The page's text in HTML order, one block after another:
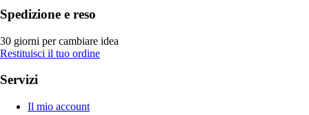
Spedizione e reso
30 giorni per cambiare idea
Restituisci il tuo ordine
Servizi
Il mio account